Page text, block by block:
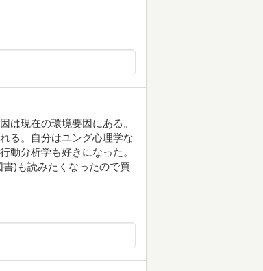
は現在の環境要因にある。
る。自分はユング心理学な
動分析学も好きになった。
)も読みたくなったので買